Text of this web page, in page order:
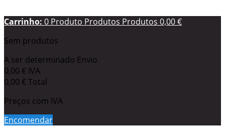
Carrinho: 0 Produto Produtos Produtos 0,00 €
Sem produtos
A ser determinado Envio
0,00 € IVA
0,00 € Total
Preços com IVA
Encomendar